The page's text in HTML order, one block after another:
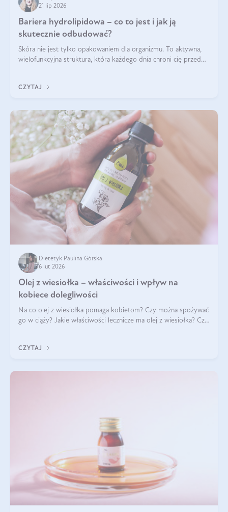
21 lip 2026
Bariera hydrolipidowa – co to jest i jak ją
skutecznie odbudować?
Skóra nie jest tylko opakowaniem dla organizmu. To aktywna,
wielofunkcyjna struktura, która każdego dnia chroni cię przed
bariera hydrolipidowa.
CZYTAJ
Dietetyk Paulina Górska
6 lut 2026
Olej z wiesiołka – właściwości i wpływ na
kobiece dolegliwości
Na co olej z wiesiołka pomaga kobietom? Czy można spożywać
go w ciąży? Jakie właściwości lecznicze ma olej z wiesiołka? Czy
CZYTAJ